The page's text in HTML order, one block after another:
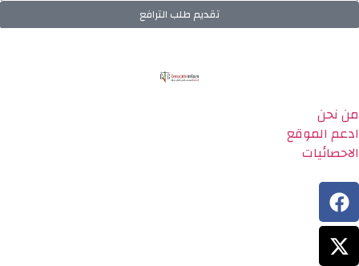
تقديم طلب الترافع
من نحن
ادعم الموقع
الاحصائيات